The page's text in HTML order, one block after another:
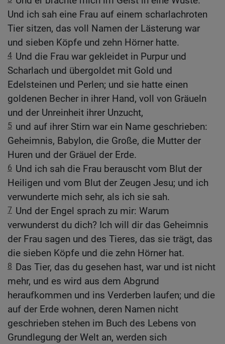
Und ich sah eine Frau auf einem scharlachroten
Tier sitzen, das voll Namen der Lästerung war
und sieben Köpfe und zehn Hörner hatte.
4 Und die Frau war gekleidet in Purpur und
Scharlach und übergoldet mit Gold und
Edelsteinen und Perlen; und sie hatte einen
goldenen Becher in ihrer Hand, voll von Gräueln
und der Unreinheit ihrer Unzucht,
5 und auf ihrer Stirn war ein Name geschrieben:
Geheimnis, Babylon, die Große, die Mutter der
Huren und der Gräuel der Erde.
6 Und ich sah die Frau berauscht vom Blut der
Heiligen und vom Blut der Zeugen Jesu; und ich
verwunderte mich sehr, als ich sie sah.
7 Und der Engel sprach zu mir: Warum
verwunderst du dich? Ich will dir das Geheimnis
der Frau sagen und des Tieres, das sie trägt, das
die sieben Köpfe und die zehn Hörner hat.
8 Das Tier, das du gesehen hast, war und ist nicht
mehr, und es wird aus dem Abgrund
heraufkommen und ins Verderben laufen; und die
auf der Erde wohnen, deren Namen nicht
geschrieben stehen im Buch des Lebens von
Grundlegung der Welt an, werden sich